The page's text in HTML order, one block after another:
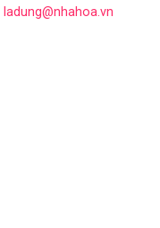
ladung@nhahoa.vn